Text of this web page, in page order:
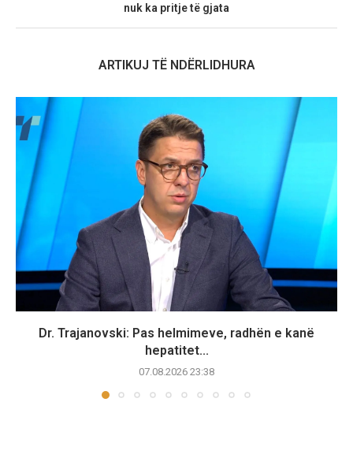
nuk ka pritje të gjata
ARTIKUJ TË NDËRLIDHURA
Dr. Trajanovski: Pas helmimeve, radhën e kanë
hepatitet...
07.08.2026 23:38